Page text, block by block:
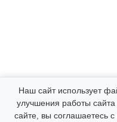
Компания
Наш сайт использует
улучшения работы
сайте, вы соглашаетесь